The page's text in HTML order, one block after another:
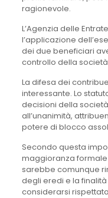
ragionevole.
L’Agenzia delle
l’applicazione
dei due beneficiari
controllo della
La difesa dei
interessante. Lo
decisioni della
all’unanimità,
potere di blocco
Secondo questa
maggioranza
sarebbe comunque
degli eredi e la
considerarsi